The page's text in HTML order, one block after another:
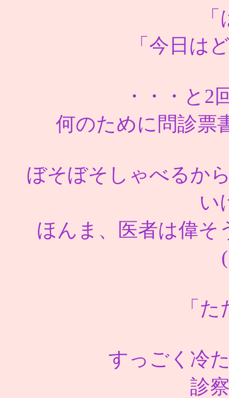
「今日は
・・・と2
何のために問診票
ぼそぼそしゃべるか
い
ほんま、医者は偉そ
「
すっごく冷
診